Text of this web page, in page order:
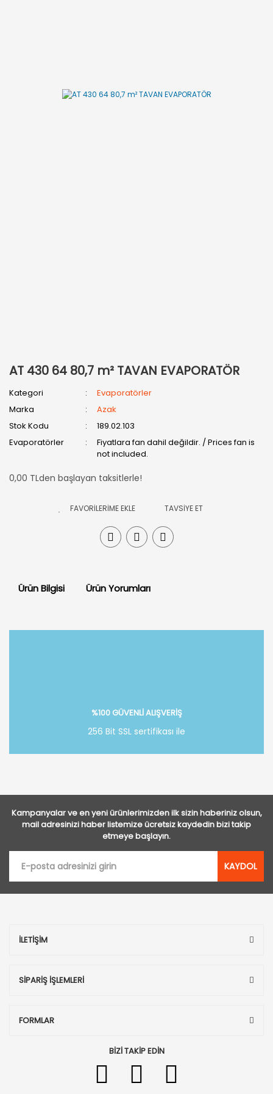
AT 430 64 80,7 m² TAVAN EVAPORATÖR
Kategori
Evaporatörler
Marka
Azak
Stok Kodu
189.02.103
Evaporatörler
Fiyatlara fan dahil değildir. / Prices fan is
not included.
0,00 TLden başlayan taksitlerle!
TAVSİYE ET
Ürün Bilgisi Ürün Yorumları
%100 GÜVENLİ ALIŞVERİŞ
256 Bit SSL sertifikası ile
Kampanyalar ve en yeni ürünlerimizden ilk sizin haberiniz olsun,
mail adresinizi haber listemize ücretsiz kaydedin bizi takip
etmeye başlayın.
KAYDOL
İLETİŞİM
SİPARİŞ İŞLEMLERİ
FORMLAR
BİZİ TAKİP EDİN